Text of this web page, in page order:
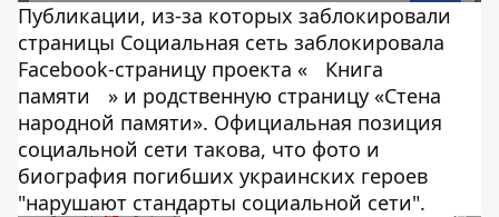
Публикации, из-за которых заблокировали
страницы Социальная сеть заблокировала
Facebook-страницу проекта «
Книга
памяти
» и родственную страницу «Стена
народной памяти». Официальная позиция
социальной сети такова, что фото и
биография погибших украинских героев
"нарушают стандарты социальной сети".